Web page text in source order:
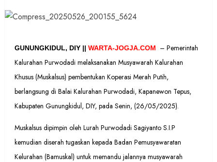
GUNUNGKIDUL, DIY || WARTA-JOGJA.COM
– Pemerintah
Kalurahan Purwodadi melaksanakan Musyawarah Kalurahan
Khusus (Muskalsus) pembentukan Koperasi Merah Putih,
berlangsung di Balai Kalurahan Purwodadi, Kapanewon Tepus,
Kabupaten Gunungkidul, DIY, pada Senin, (26/05/2025).
Muskalsus dipimpin oleh Lurah Purwodadi Sagiyanto S.I.P
kemudian diserah tugaskan kepada Badan Pemusyawaratan
Kelurahan (Bamuskal) untuk memandu jalannya musyawarah